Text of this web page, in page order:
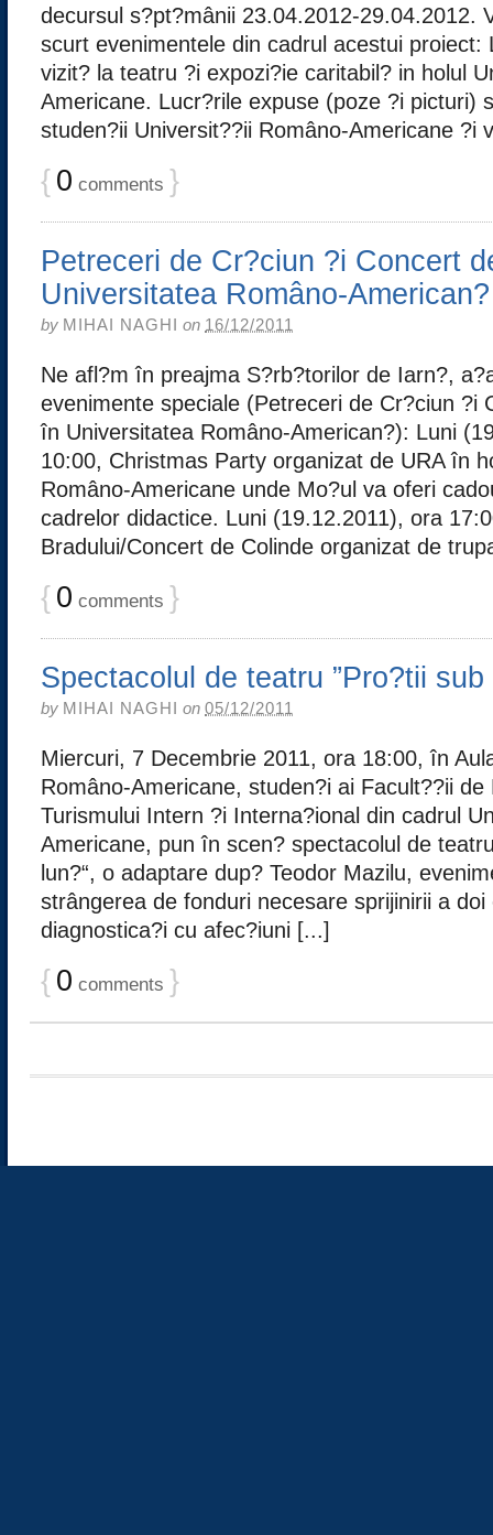
decursul s?pt?mânii 23.04.2012-29.04.2012.
scurt evenimentele din cadrul acestui proiect:
vizit? la teatru ?i expozi?ie caritabil? in holul
Americane. Lucr?rile expuse (poze ?i picturi)
studen?ii Universit??ii Româno-Americane ?i
{ 0 comments }
Petreceri de Cr?ciun ?i Concert
Universitatea Româno-American?
by MIHAI NAGHI on 16/12/2011
Ne afl?m în preajma S?rb?torilor de Iarn?,
evenimente speciale (Petreceri de Cr?ciun ?i
în Universitatea Româno-American?): Luni
10:00, Christmas Party organizat de URA în
Româno-Americane unde Mo?ul va oferi
cadrelor didactice. Luni (19.12.2011), ora
Bradului/Concert de Colinde organizat de
{ 0 comments }
Spectacolul de teatru ”Pro?tii sub
by MIHAI NAGHI on 05/12/2011
Miercuri, 7 Decembrie 2011, ora 18:00, în
Româno-Americane, studen?i ai Facult??ii de
Turismului Intern ?i Interna?ional din cadrul
Americane, pun în scen? spectacolul de
lun?“, o adaptare dup? Teodor Mazilu,
strângerea de fonduri necesare sprijinirii a
diagnostica?i cu afec?iuni [...]
{ 0 comments }